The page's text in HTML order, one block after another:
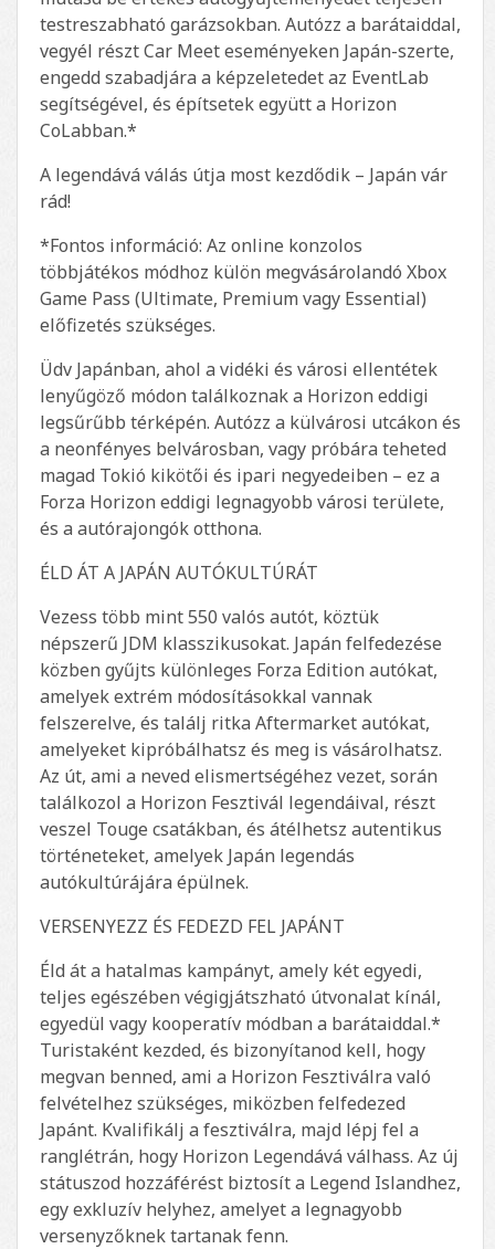
testreszabható garázsokban. Autózz a barátaiddal,
vegyél részt Car Meet eseményeken Japán-szerte,
engedd szabadjára a képzeletedet az EventLab
segítségével, és építsetek együtt a Horizon
CoLabban.*
A legendává válás útja most kezdődik – Japán vár
rád!
*Fontos információ: Az online konzolos
többjátékos módhoz külön megvásárolandó Xbox
Game Pass (Ultimate, Premium vagy Essential)
előfizetés szükséges.
Üdv Japánban, ahol a vidéki és városi ellentétek
lenyűgöző módon találkoznak a Horizon eddigi
legsűrűbb térképén. Autózz a külvárosi utcákon és
a neonfényes belvárosban, vagy próbára teheted
magad Tokió kikötői és ipari negyedeiben – ez a
Forza Horizon eddigi legnagyobb városi területe,
és a autórajongók otthona.
ÉLD ÁT A JAPÁN AUTÓKULTÚRÁT
Vezess több mint 550 valós autót, köztük
népszerű JDM klasszikusokat. Japán felfedezése
közben gyűjts különleges Forza Edition autókat,
amelyek extrém módosításokkal vannak
felszerelve, és találj ritka Aftermarket autókat,
amelyeket kipróbálhatsz és meg is vásárolhatsz.
Az út, ami a neved elismertségéhez vezet, során
találkozol a Horizon Fesztivál legendáival, részt
veszel Touge csatákban, és átélhetsz autentikus
történeteket, amelyek Japán legendás
autókultúrájára épülnek.
VERSENYEZZ ÉS FEDEZD FEL JAPÁNT
Éld át a hatalmas kampányt, amely két egyedi,
teljes egészében végigjátszható útvonalat kínál,
egyedül vagy kooperatív módban a barátaiddal.*
Turistaként kezded, és bizonyítanod kell, hogy
megvan benned, ami a Horizon Fesztiválra való
felvételhez szükséges, miközben felfedezed
Japánt. Kvalifikálj a fesztiválra, majd lépj fel a
ranglétrán, hogy Horizon Legendává válhass. Az új
státuszod hozzáférést biztosít a Legend Islandhez,
egy exkluzív helyhez, amelyet a legnagyobb
versenyzőknek tartanak fenn.